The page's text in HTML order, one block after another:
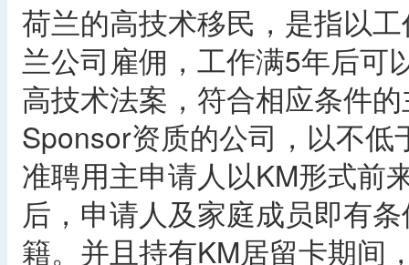
荷兰的高技术移民，是指以
兰公司雇佣，工作满5年后可
高技术法案，符合相应条件
Sponsor资质的公司，以不
准聘用主申请人以KM形式前
后，申请人及家庭成员即有
籍。并且持有KM居留卡期间